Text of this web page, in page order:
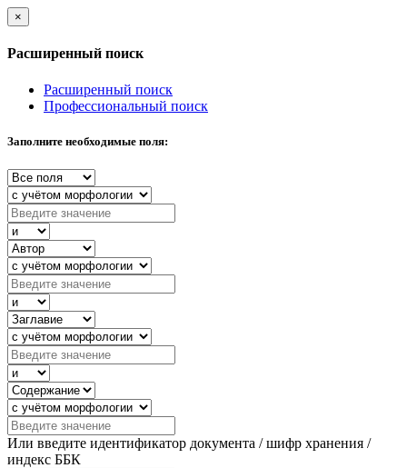
×
Расширенный поиск
Расширенный поиск
Профессиональный поиск
Заполните необходимые поля:
Или введите идентификатор документа / шифр хранения /
индекс ББК